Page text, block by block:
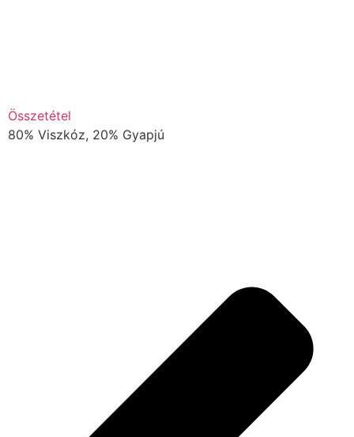
Összetétel
80% Viszkóz, 20% Gyapjú